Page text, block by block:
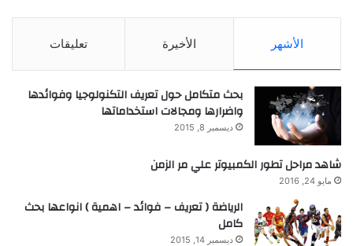
الأشهر الأخيرة تعليقات
بحث متكامل حول تعريف التكنولوجيا وفوائدها
واضرارها ومجالات استخداماتها
ديسمبر 8, 2015
شاهد مراحل تطور الكمبيوتر علي مر الزمن
مايو 24, 2016
الرياضة ( تعريف – فوائد – اهمية ) انواعها بحث
كامل
ديسمبر 14, 2015